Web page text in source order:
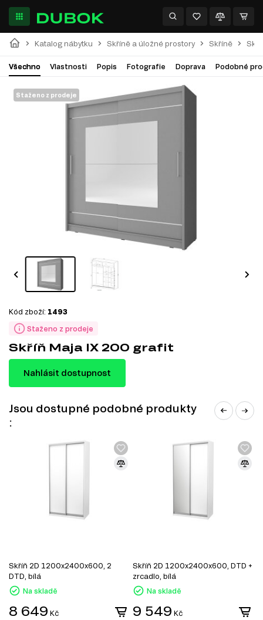
Katalog nábytku Skříně a úložné prostory Skříně
Všechno Vlastnosti Popis Fotografie Doprava Podobné
Staženo z prodeje
Staženo z prodeje
Kód zboží: 1493
Skříň Maja IX 200 grafit
Nahlásit dostupnost
Jsou dostupné podobné produkty
:
Skříň 2D 1200x2400x600, 2
DTD, bílá
Na skladě
8 649 Kč
Skříň 2D 1200x2400x600, DTD +
zrcadlo, bílá
Na skladě
9 549 Kč